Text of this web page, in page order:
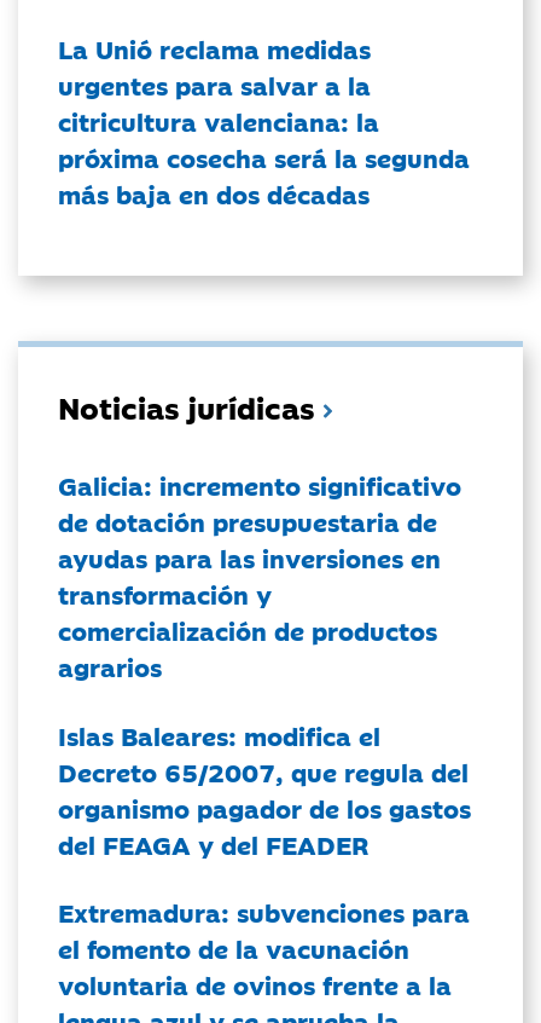
La Unió reclama medidas
urgentes para salvar a la
citricultura valenciana: la
próxima cosecha será la segunda
más baja en dos décadas
Noticias jurídicas
Galicia: incremento significativo
de dotación presupuestaria de
ayudas para las inversiones en
transformación y
comercialización de productos
agrarios
Islas Baleares: modifica el
Decreto 65/2007, que regula del
organismo pagador de los gastos
del FEAGA y del FEADER
Extremadura: subvenciones para
el fomento de la vacunación
voluntaria de ovinos frente a la